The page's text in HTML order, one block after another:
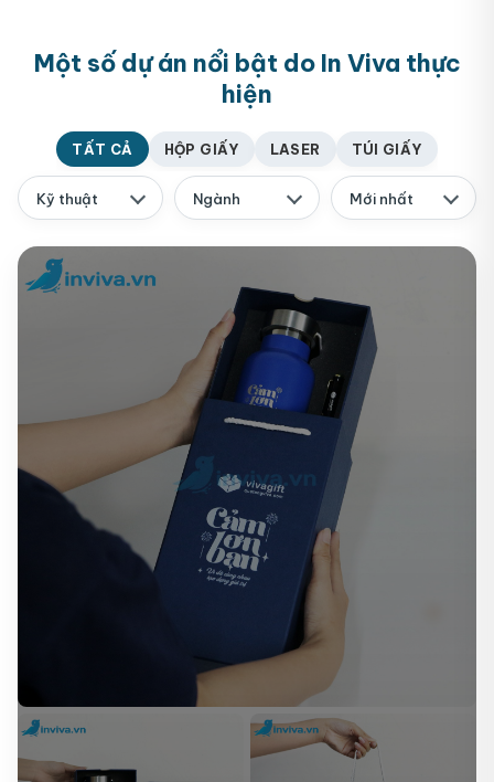
Một số dự án nổi bật do In Viva thực
hiện
TẤT CẢ HỘP GIẤY LASER TÚI GIẤY